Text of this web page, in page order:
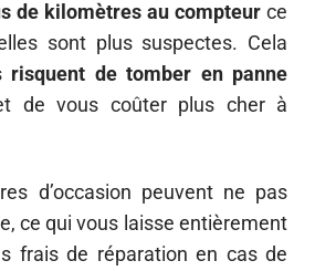
de kilomètres au compteur ce
sont plus suspectes. Cela
risquent de tomber en panne
de vous coûter plus cher à
d’occasion peuvent ne pas
ce qui vous laisse entièrement
frais de réparation en cas de